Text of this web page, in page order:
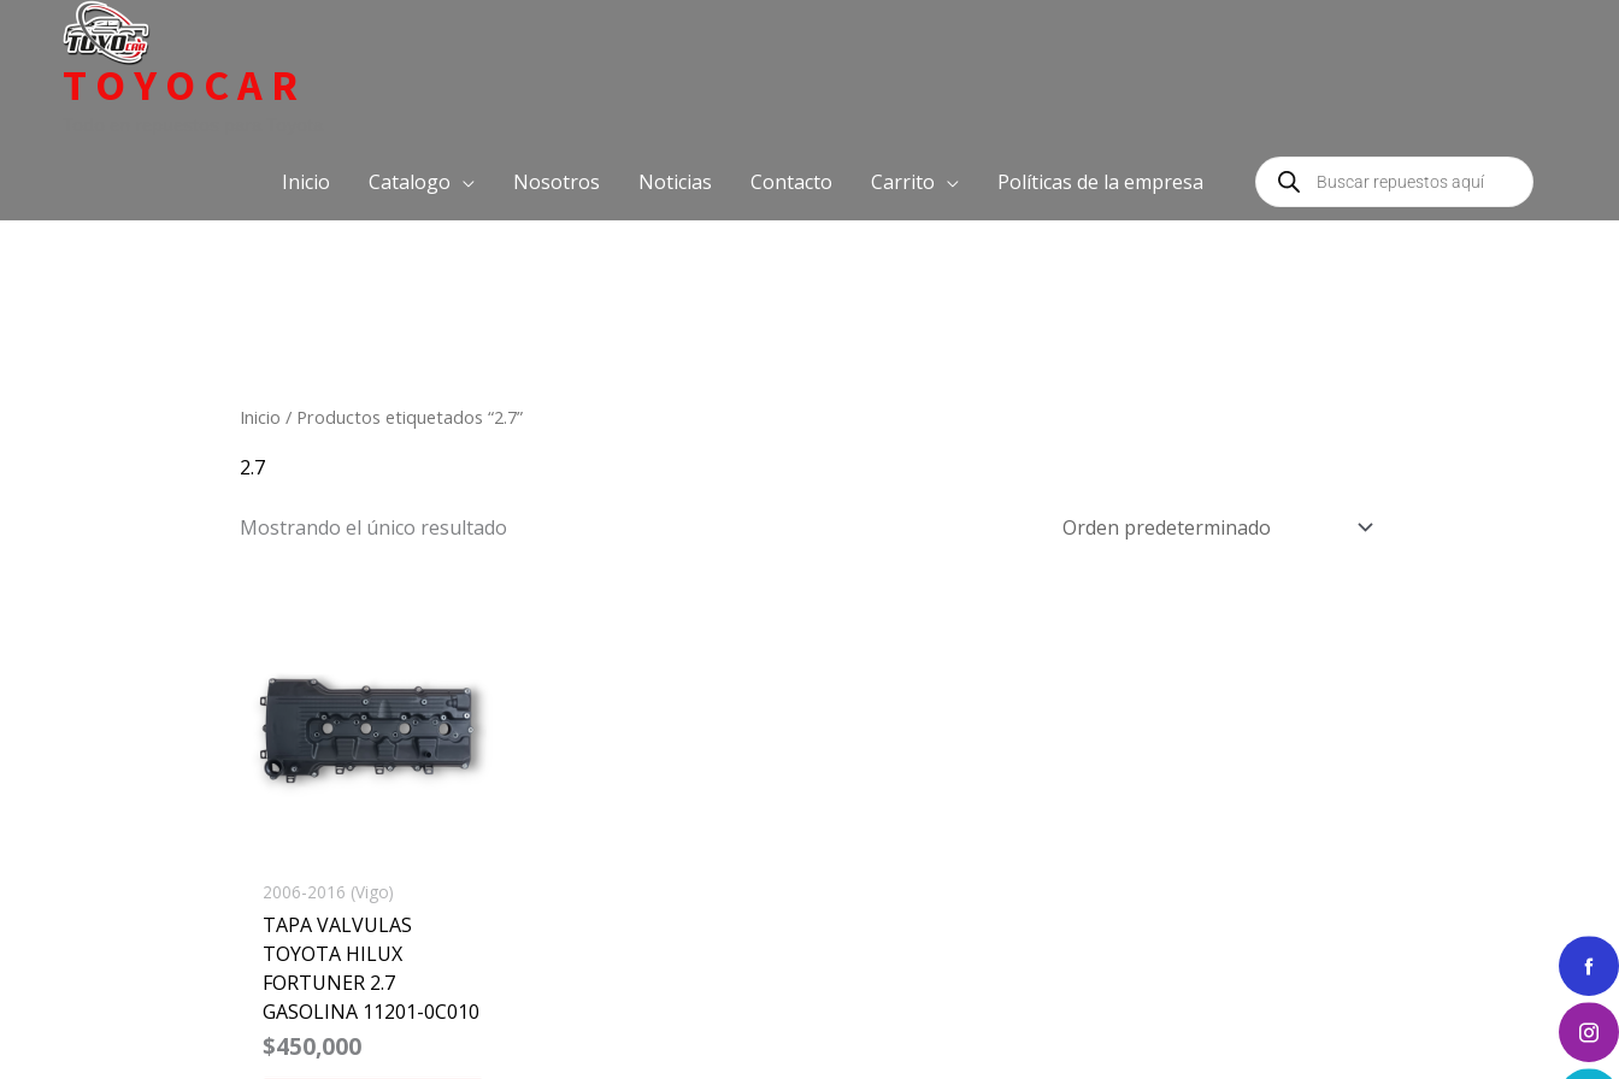
contenidoTOYOCAR
Inicio Catalogo Nosotros Noticias Contacto Carrito Políticas de la empresa
Búsqueda
de
productos
Inicio / Productos etiquetados “2.7”
2.7
Mostrando el único resultado
2006-2016 (Vigo)
TAPA VALVULAS
TOYOTA HILUX
FORTUNER 2.7
GASOLINA 11201-0C010
$450,000